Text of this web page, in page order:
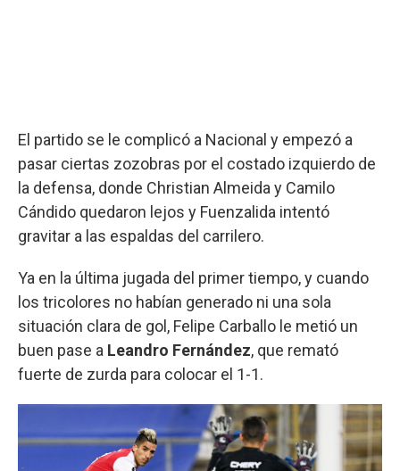
El partido se le complicó a Nacional y empezó a
pasar ciertas zozobras por el costado izquierdo de
la defensa, donde Christian Almeida y Camilo
Cándido quedaron lejos y Fuenzalida intentó
gravitar a las espaldas del carrilero.
Ya en la última jugada del primer tiempo, y cuando
los tricolores no habían generado ni una sola
situación clara de gol, Felipe Carballo le metió un
buen pase a Leandro Fernández, que remató
fuerte de zurda para colocar el 1-1.